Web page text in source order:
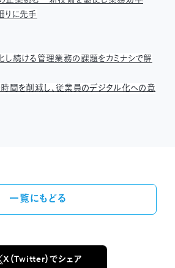
に先手
続ける管理業務の課題をカミナシで解
間を削減し、従業員のデジタル化への意
一覧にもどる
X（Twitter）でシェア